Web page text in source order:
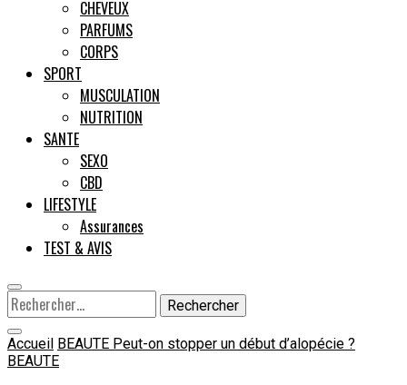
Male
CHEVEUX
PARFUMS
CORPS
SPORT
MUSCULATION
NUTRITION
SANTE
SEXO
CBD
LIFESTYLE
Assurances
TEST & AVIS
Rechercher :
Accueil BEAUTE Peut-on stopper un début d’alopécie ?
BEAUTE